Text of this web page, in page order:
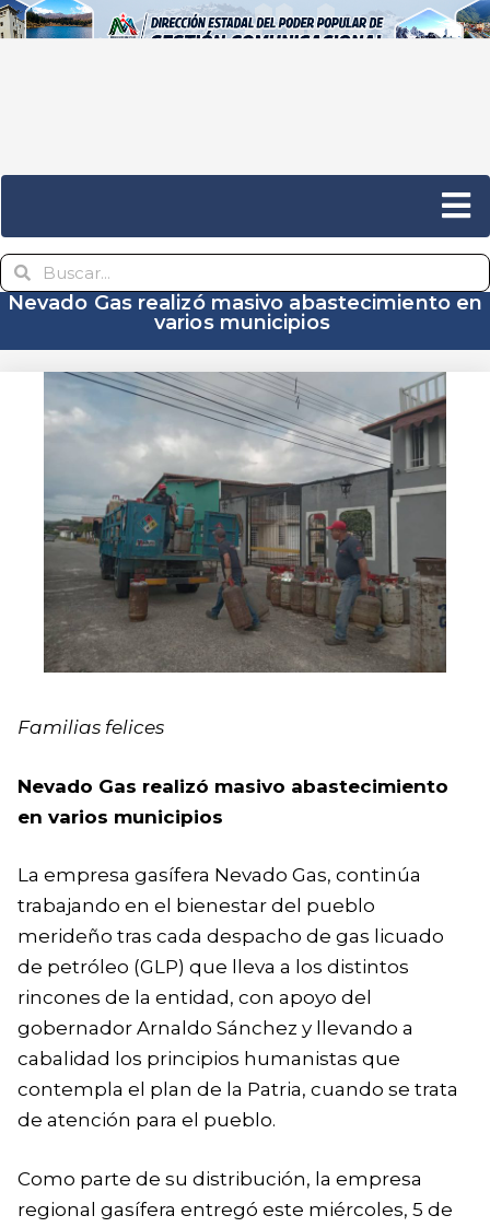
Nevado Gas realizó masivo abastecimiento en
varios municipios
Familias felices
Nevado Gas realizó masivo abastecimiento
en varios municipios
La empresa gasífera Nevado Gas, continúa
trabajando en el bienestar del pueblo
merideño tras cada despacho de gas licuado
de petróleo (GLP) que lleva a los distintos
rincones de la entidad, con apoyo del
gobernador Arnaldo Sánchez y llevando a
cabalidad los principios humanistas que
contempla el plan de la Patria, cuando se trata
de atención para el pueblo.
Como parte de su distribución, la empresa
regional gasífera entregó este miércoles, 5 de